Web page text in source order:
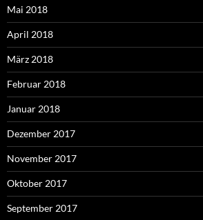
Mai 2018
April 2018
März 2018
Februar 2018
Januar 2018
Dezember 2017
November 2017
Oktober 2017
September 2017